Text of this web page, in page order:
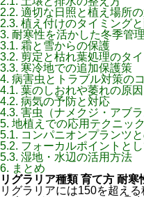
2.2. 適切な日照と植え場所
2.3. 植え付けのタイミング
3. 耐寒性を活かした冬季管
3.1. 霜と雪からの保護
3.2. 剪定と枯れ葉処理のタ
3.3. 寒冷地での追加保護策
4. 病害虫とトラブル対策の
4.1. 葉のしおれや萎れの原
4.2. 病気の予防と対応
4.3. 害虫（ナメクジ・アブ
5. 地植えでの応用テクニッ
5.1. コンパニオンプランツ
5.2. フォーカルポイントと
5.3. 湿地・水辺の活用方法
6. まとめ
リグラリア種類 育て方 耐寒
リグラリアには150を超え